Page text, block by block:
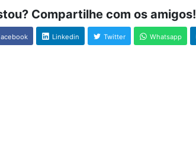
Compartilhe com os amigos!
Linkedin Twitter Whatsapp